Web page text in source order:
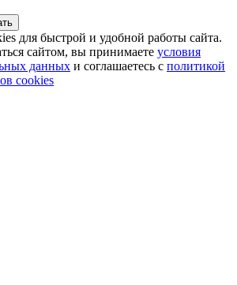
для быстрой и удобной работы сайта.
сайтом, вы принимаете условия
данных и соглашаетесь с политикой
cookies